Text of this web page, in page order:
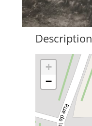
Description
+
−